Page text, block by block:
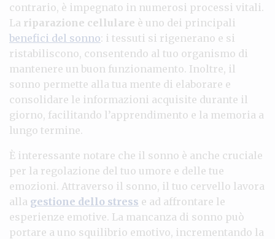
contrario, è impegnato in numerosi processi vitali.
La riparazione cellulare è uno dei principali
benefici del sonno: i tessuti si rigenerano e si
ristabiliscono, consentendo al tuo organismo di
mantenere un buon funzionamento. Inoltre, il
sonno permette alla tua mente di elaborare e
consolidare le informazioni acquisite durante il
giorno, facilitando l’apprendimento e la memoria a
lungo termine.
È interessante notare che il sonno è anche cruciale
per la regolazione del tuo umore e delle tue
emozioni. Attraverso il sonno, il tuo cervello lavora
alla gestione dello stress e ad affrontare le
esperienze emotive. La mancanza di sonno può
portare a uno squilibrio emotivo, incrementando la